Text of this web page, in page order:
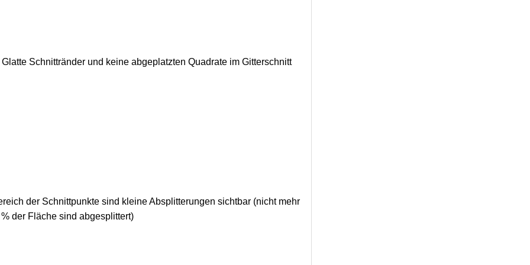
Glatte Schnittränder und keine abgeplatzten Quadrate im Gitterschnitt
der Schnittpunkte sind kleine Absplitterungen sichtbar (nicht mehr
der Fläche sind abgesplittert)